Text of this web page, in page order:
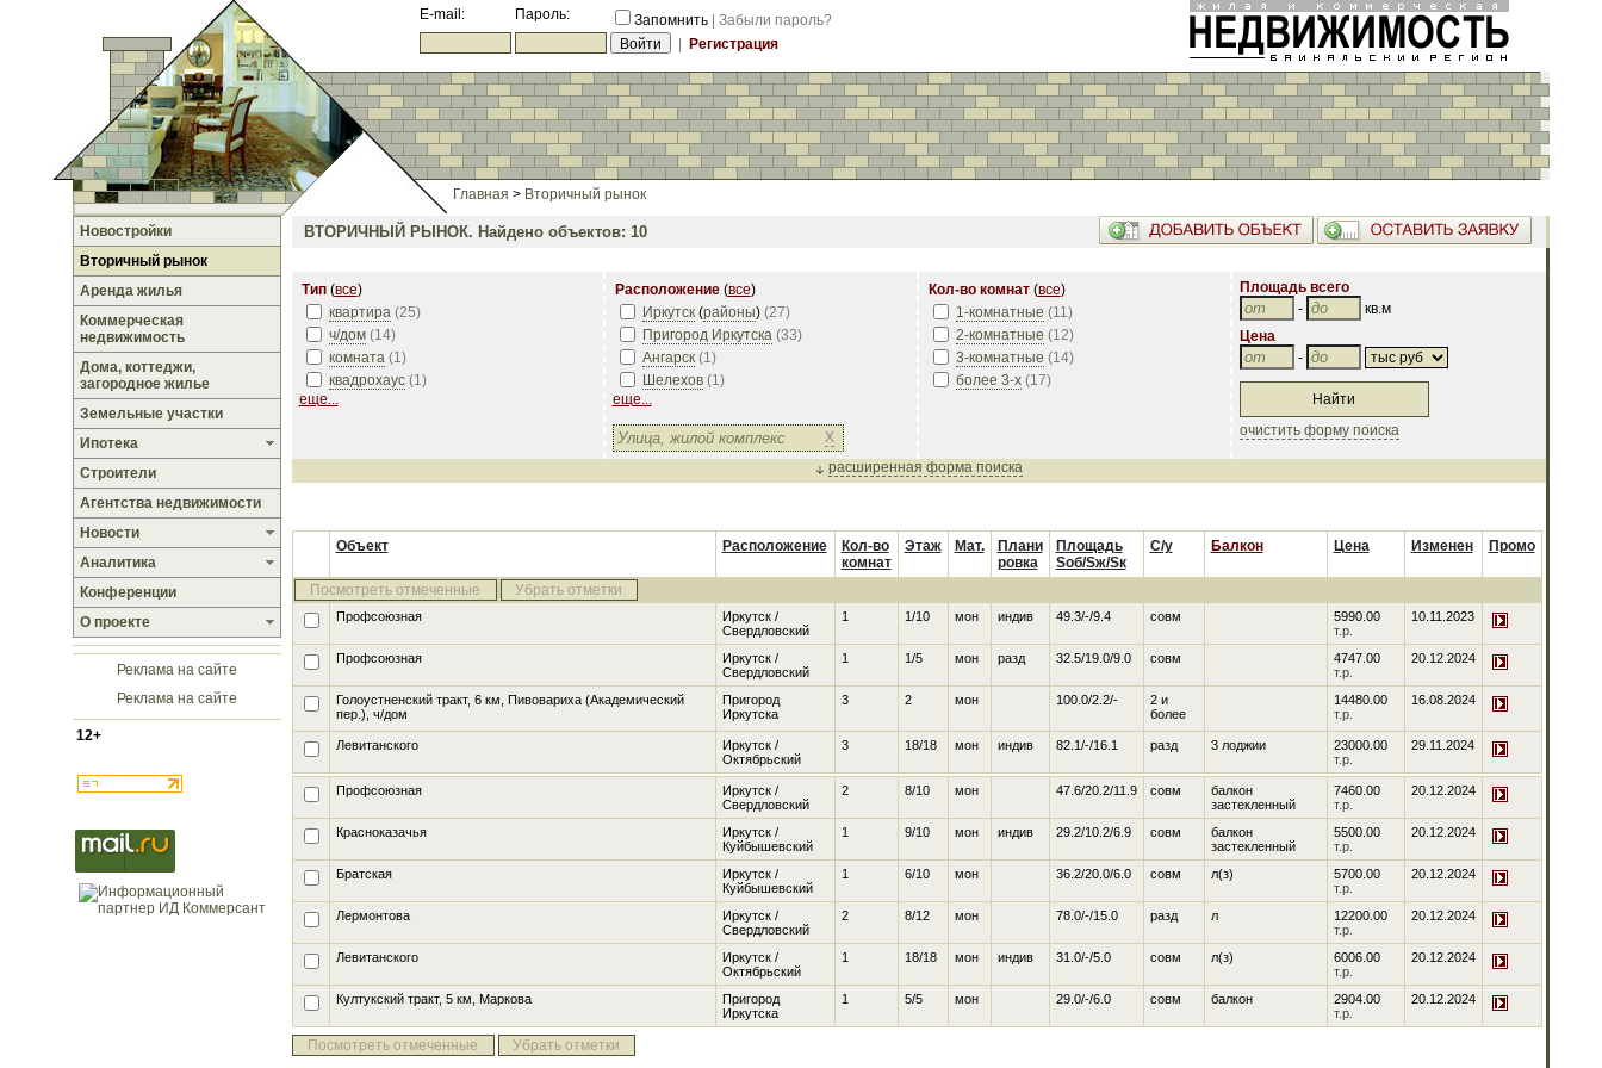
E-mail: Пароль: Запомнить
Забыли пароль?
Регистрация
Главная > Вторичный рынок
Новостройки
Вторичный рынок
Аренда жилья
Коммерческая
недвижимость
Дома, коттеджи,
загородное жилье
Земельные участки
Ипотека
Строители
Агентства недвижимости
Новости
Аналитика
Конференции
О проекте
Реклама на сайте
Реклама на сайте
12+
ВТОРИЧНЫЙ РЫНОК. Найдено объектов: 10
Тип(все)
квартира (25)
ч/дом (14)
комната (1)
квадрохаус (1)
еще...
Расположение(все)
Иркутск (районы) (27)
Пригород Иркутска (33)
Ангарск (1)
Шелехов (1)
еще...
X
Кол-во комнат(все)
1-комнатные (11)
2-комнатные (12)
3-комнатные (14)
более 3-х (17)
Площадь всего
-
кв.м
Цена
-
очистить форму поиска
расширенная форма поиска
Объект Расположение
Кол-во
комнат
Этаж Мат.
Плани
ровка
Площадь
Sоб/Sж/Sк
С/у Балкон Цена Изменен Промо
Посмотреть отмеченные Убрать отметки
Профсоюзная
Иркутск /
Свердловский
1 1/10 мон индив 49.3/-/9.4 совм
5990.00
т.р.
10.11.2023
Профсоюзная
Иркутск /
Свердловский
1 1/5 мон разд 32.5/19.0/9.0 совм
4747.00
т.р.
20.12.2024
Голоустненский тракт, 6 км, Пивовариха(Академический
пер.), ч/дом
Пригород
Иркутска
3 2 мон 100.0/2.2/-
2 и
более
14480.00
т.р.
16.08.2024
Левитанского
Иркутск /
Октябрьский
3 18/18 мон индив 82.1/-/16.1 разд 3 лоджии
23000.00
т.р.
29.11.2024
Профсоюзная
Иркутск /
Свердловский
2 8/10 мон 47.6/20.2/11.9 совм
балкон
застекленный
7460.00
т.р.
20.12.2024
Красноказачья
Иркутск /
Куйбышевский
1 9/10 мон индив 29.2/10.2/6.9 совм
балкон
застекленный
5500.00
т.р.
20.12.2024
Братская
Иркутск /
Куйбышевский
1 6/10 мон 36.2/20.0/6.0 совм л(з)
5700.00
т.р.
20.12.2024
Лермонтова
Иркутск /
Свердловский
2 8/12 мон 78.0/-/15.0 разд л
12200.00
т.р.
20.12.2024
Левитанского
Иркутск /
Октябрьский
1 18/18 мон индив 31.0/-/5.0 совм л(з)
6006.00
т.р.
20.12.2024
Култукский тракт, 5 км, Маркова
Пригород
Иркутска
1 5/5 мон 29.0/-/6.0 совм балкон
2904.00
т.р.
20.12.2024
Посмотреть отмеченные Убрать отметки